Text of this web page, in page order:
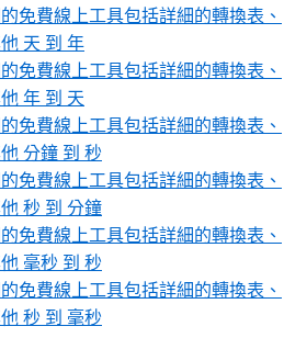
免費線上工具包括詳細的轉換表、
天 到 年
免費線上工具包括詳細的轉換表、
年 到 天
免費線上工具包括詳細的轉換表、
分鐘 到 秒
免費線上工具包括詳細的轉換表、
秒 到 分鐘
免費線上工具包括詳細的轉換表、
毫秒 到 秒
免費線上工具包括詳細的轉換表、
秒 到 毫秒